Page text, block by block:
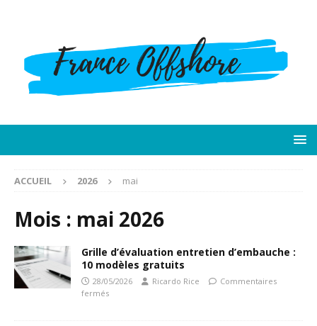
ACCUEIL 2026 mai
Mois : mai 2026
Grille d’évaluation entretien d’embauche :
10 modèles gratuits
28/05/2026 Ricardo Rice
Commentaires
fermés